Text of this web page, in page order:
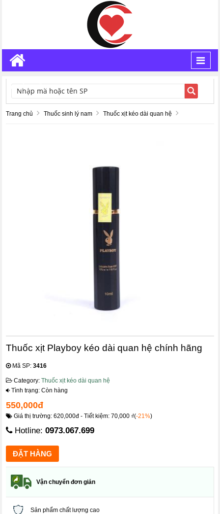
TÌM KIẾM
Trang chủ Thuốc sinh lý nam Thuốc xịt kéo dài quan hệ
Thuốc xịt Playboy kéo dài quan hệ chính hãng
Mã SP:3416
Category:Thuốc xịt kéo dài quan hệ
Tình trạng: Còn hàng
550,000đ
Giá thị trường: 620,000đ - Tiết kiệm: 70,000 ₫(-21%)
Hotline:0973.067.699
Vận chuyển đơn giản
Sản phẩm chất lượng cao